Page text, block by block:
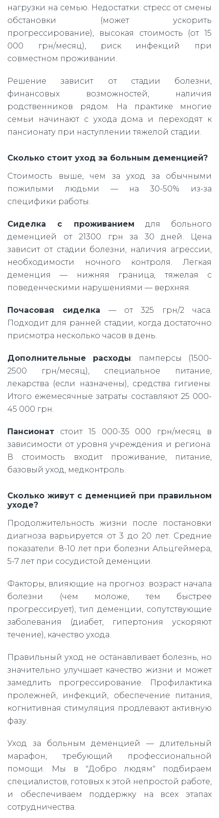
нагрузки на семью. Недостатки: стресс от смены
обстановки (может ускорить
прогрессирование), высокая стоимость (от 15
000 грн/месяц), риск инфекций при
совместном проживании.
Решение зависит от стадии болезни,
финансовых возможностей, наличия
родственников рядом. На практике многие
семьи начинают с ухода дома и переходят к
пансионату при наступлении тяжелой стадии.
Сколько стоит уход за больным деменцией?
Стоимость выше, чем за уход за обычными
пожилыми людьми — на 30-50% из-за
специфики работы.
Сиделка с проживанием для больного
деменцией от 21300 грн за 30 дней. Цена
зависит от стадии болезни, наличия агрессии,
необходимости ночного контроля. Легкая
деменция — нижняя граница, тяжелая с
поведенческими нарушениями — верхняя.
Почасовая сиделка — от 325 грн/2 часа.
Подходит для ранней стадии, когда достаточно
присмотра несколько часов в день.
Дополнительные расходы: памперсы (1500-
2500 грн/месяц), специальное питание,
лекарства (если назначены), средства гигиены.
Итого ежемесячные затраты составляют 25 000-
45 000 грн.
Пансионат стоит 15 000-35 000 грн/месяц в
зависимости от уровня учреждения и региона.
В стоимость входит проживание, питание,
базовый уход, медконтроль.
Сколько живут с деменцией при правильном
уходе?
Продолжительность жизни после постановки
диагноза варьируется от 3 до 20 лет. Средние
показатели: 8-10 лет при болезни Альцгеймера,
5-7 лет при сосудистой деменции.
Факторы, влияющие на прогноз: возраст начала
болезни (чем моложе, тем быстрее
прогрессирует), тип деменции, сопутствующие
заболевания (диабет, гипертония ускоряют
течение), качество ухода.
Правильный уход не останавливает болезнь, но
значительно улучшает качество жизни и может
замедлить прогрессирование. Профилактика
пролежней, инфекций, обеспечение питания,
когнитивная стимуляция продлевают активную
фазу.
Уход за больным деменцией — длительный
марафон, требующий профессиональной
помощи. Мы в "Добро людям" подбираем
специалистов, готовых к этой непростой работе,
и обеспечиваем поддержку на всех этапах
сотрудничества.